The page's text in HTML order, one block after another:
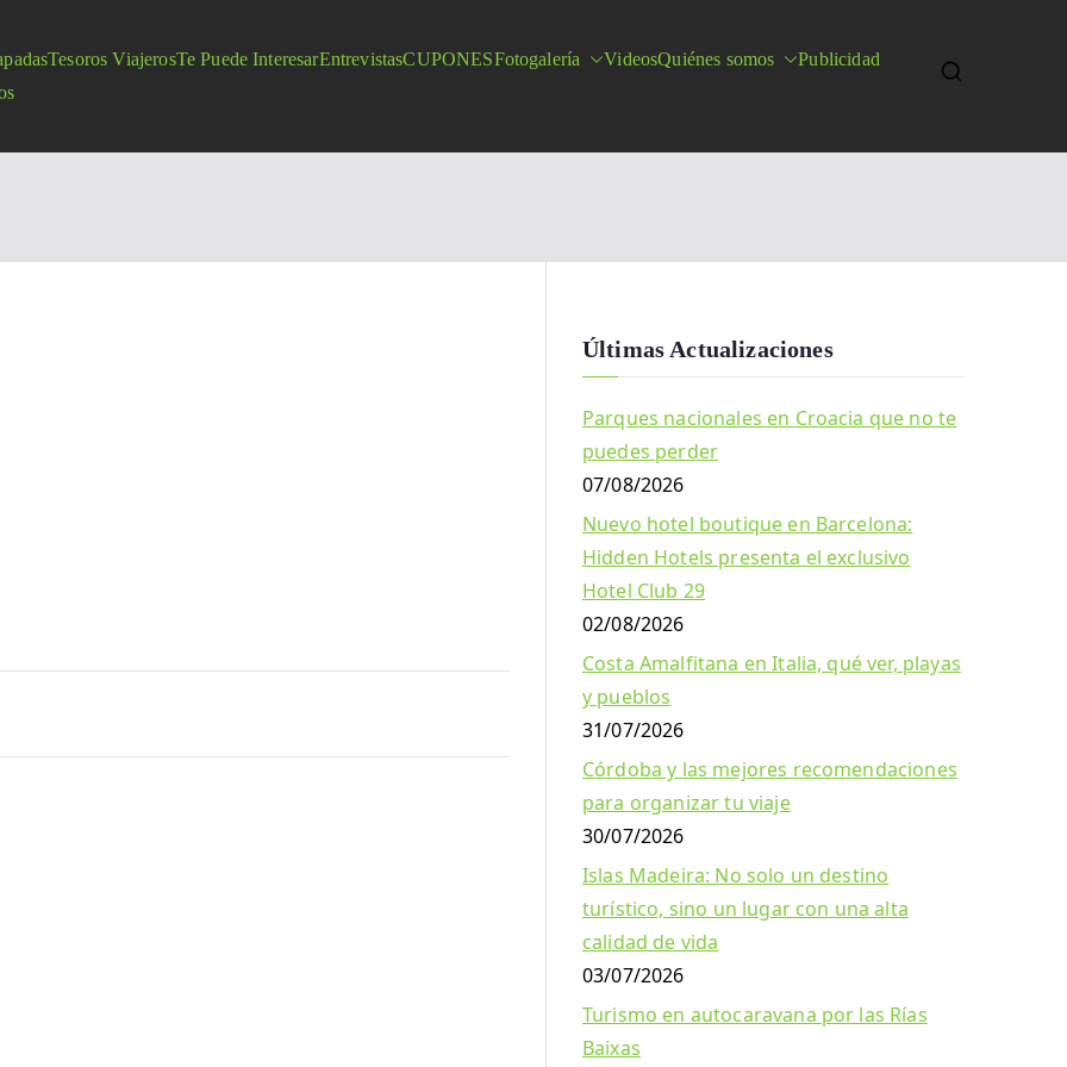
Tesoros ViajerosTe Puede InteresarEntrevistasCUPONESFotogalería VideosQuiénes somos
Publicidad
Últimas Actualizaciones
Parques nacionales en Croacia que no te
puedes perder
07/08/2026
Nuevo hotel boutique en Barcelona:
Hidden Hotels presenta el exclusivo
Hotel Club 29
02/08/2026
Costa Amalfitana en Italia, qué ver, playas
y pueblos
31/07/2026
Córdoba y las mejores recomendaciones
para organizar tu viaje
30/07/2026
Islas Madeira: No solo un destino
turístico, sino un lugar con una alta
calidad de vida
03/07/2026
Turismo en autocaravana por las Rías
Baixas